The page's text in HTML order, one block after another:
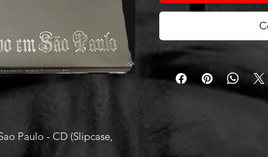
Paulo - CD (Slipcase,